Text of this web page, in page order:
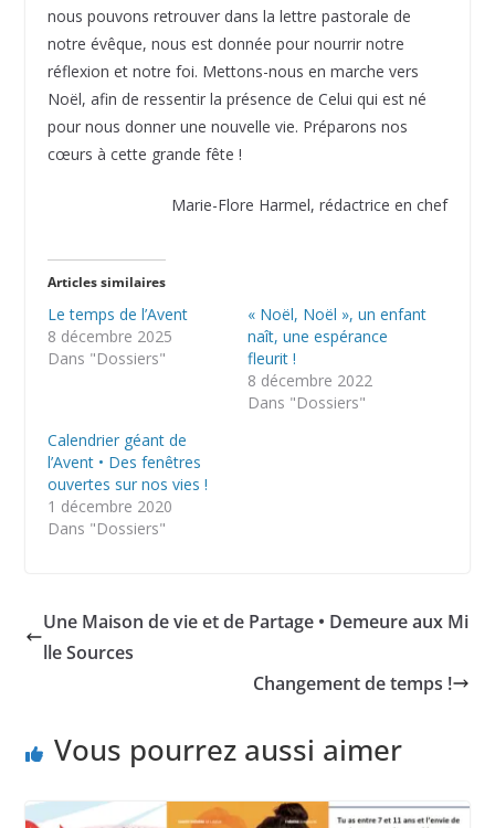
nous pouvons retrouver dans la lettre pastorale de
notre évêque, nous est donnée pour nourrir notre
réflexion et notre foi. Mettons-nous en marche vers
Noël, afin de ressentir la présence de Celui qui est né
pour nous donner une nouvelle vie. Préparons nos
cœurs à cette grande fête !
Marie-Flore Harmel, rédactrice en chef
Articles similaires
Le temps de l’Avent
8 décembre 2025
Dans "Dossiers"
« Noël, Noël », un enfant
naît, une espérance
fleurit !
8 décembre 2022
Dans "Dossiers"
Calendrier géant de
l’Avent • Des fenêtres
ouvertes sur nos vies !
1 décembre 2020
Dans "Dossiers"
Une Maison de vie et de Partage • Demeure aux Mi
lle Sources
Changement de temps !
Vous pourrez aussi aimer